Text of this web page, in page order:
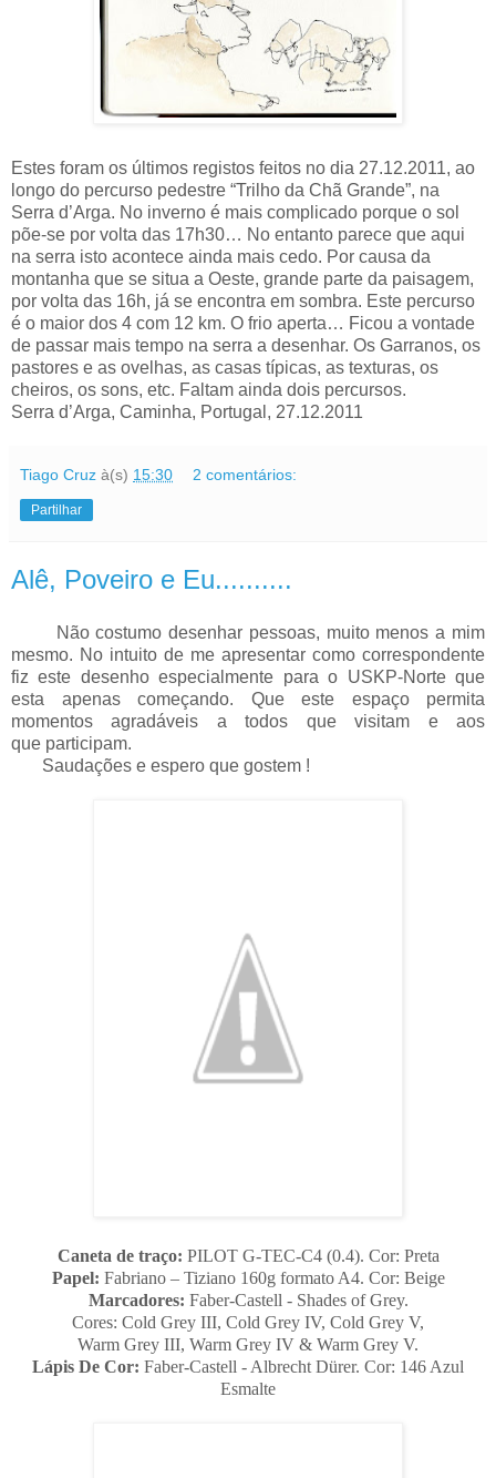
Estes foram os últimos registos feitos no dia 27.12.2011, ao
longo do percurso pedestre “Trilho da Chã Grande”, na
Serra d’Arga. No inverno é mais complicado porque o sol
põe-se por volta das 17h30… No entanto parece que aqui
na serra isto acontece ainda mais cedo. Por causa da
montanha que se situa a Oeste, grande parte da paisagem,
por volta das 16h, já se encontra em sombra. Este percurso
é o maior dos 4 com 12 km. O frio aperta… Ficou a vontade
de passar mais tempo na serra a desenhar. Os Garranos, os
pastores e as ovelhas, as casas típicas, as texturas, os
cheiros, os sons, etc. Faltam ainda dois percursos.
Serra d’Arga, Caminha, Portugal, 27.12.2011
Tiago Cruz à(s) 15:30 2 comentários:
Partilhar
Alê, Poveiro e Eu..........
Não costumo desenhar pessoas, muito menos a mim
mesmo. No intuito de me apresentar como correspondente
fiz este desenho especialmente para o USKP-Norte que
esta apenas começando. Que este espaço permita
momentos agradáveis a todos que visitam e aos
que participam.
Saudações e espero que gostem !
Caneta de traço: PILOT G-TEC-C4 (0.4). Cor: Preta
Papel: Fabriano – Tiziano 160g formato A4. Cor: Beige
Marcadores: Faber-Castell - Shades of Grey.
Cores: Cold Grey III, Cold Grey IV, Cold Grey V,
Warm Grey III, Warm Grey IV & Warm Grey V.
Lápis De Cor: Faber-Castell - Albrecht Dürer. Cor: 146 Azul
Esmalte